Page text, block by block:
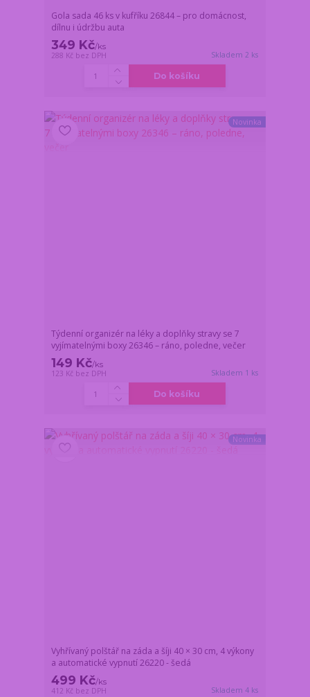
Gola sada 46 ks v kufříku 26844 – pro domácnost,
dílnu i údržbu auta
349 Kč/ks
288 Kč bez DPH Skladem 2 ks
Do košíku
Novinka
Týdenní organizér na léky a doplňky stravy se 7
vyjímatelnými boxy 26346 – ráno, poledne, večer
149 Kč/ks
123 Kč bez DPH Skladem 1 ks
Do košíku
Novinka
Vyhřívaný polštář na záda a šíji 40 × 30 cm, 4 výkony
a automatické vypnutí 26220 - šedá
499 Kč/ks
412 Kč bez DPH Skladem 4 ks